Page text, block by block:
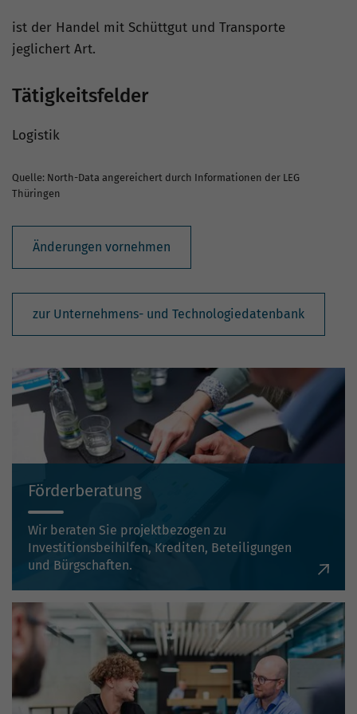
ist der Handel mit Schüttgut und Transporte
jeglichert Art.
Tätigkeitsfelder
Logistik
Quelle: North-Data angereichert durch Informationen der LEG
Thüringen
Änderungen vornehmen
zur Unternehmens- und Technologiedatenbank
Förderberatung
Wir beraten Sie projektbezogen zu
Investitionsbeihilfen, Krediten, Beteiligungen
und Bürgschaften.